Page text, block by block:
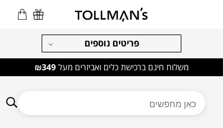
פריטים נוספים
משלוח חינם ברכישת כלים ואביזרים מעל ₪349